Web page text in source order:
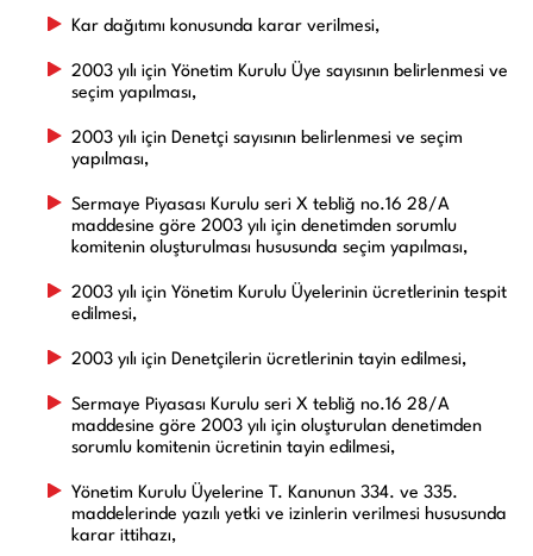
Kar dağıtımı konusunda karar verilmesi,
2003 yılı için Yönetim Kurulu Üye sayısının belirlenmesi ve
seçim yapılması,
2003 yılı için Denetçi sayısının belirlenmesi ve seçim
yapılması,
Sermaye Piyasası Kurulu seri X tebliğ no.16 28/A
maddesine göre 2003 yılı için denetimden sorumlu
komitenin oluşturulması hususunda seçim yapılması,
2003 yılı için Yönetim Kurulu Üyelerinin ücretlerinin tespit
edilmesi,
2003 yılı için Denetçilerin ücretlerinin tayin edilmesi,
Sermaye Piyasası Kurulu seri X tebliğ no.16 28/A
maddesine göre 2003 yılı için oluşturulan denetimden
sorumlu komitenin ücretinin tayin edilmesi,
Yönetim Kurulu Üyelerine T. Kanunun 334. ve 335.
maddelerinde yazılı yetki ve izinlerin verilmesi hususunda
karar ittihazı,